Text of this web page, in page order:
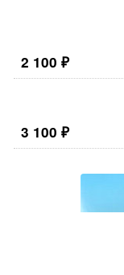
2 100 ₽
3 100 ₽